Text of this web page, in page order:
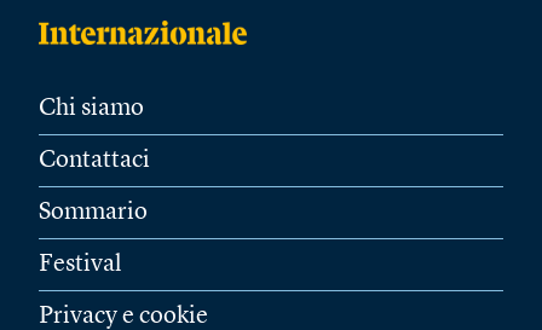
Chi siamo
Contattaci
Sommario
Festival
Privacy e cookie